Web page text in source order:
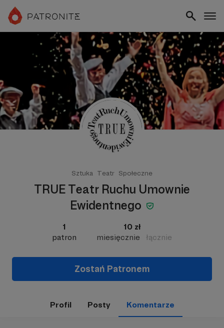
Sztuka Teatr Społeczne
TRUE Teatr Ruchu Umownie
Ewidentnego
1
patron
10 zł
miesięcznie
łącznie
Zostań Patronem
Profil Posty Komentarze